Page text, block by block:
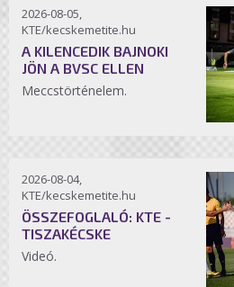
2026-08-05,
KTE/kecskemetite.hu
A KILENCEDIK BAJNOKI
JÖN A BVSC ELLEN
Meccstörténelem.
2026-08-04,
KTE/kecskemetite.hu
ÖSSZEFOGLALÓ: KTE -
TISZAKÉCSKE
Videó.